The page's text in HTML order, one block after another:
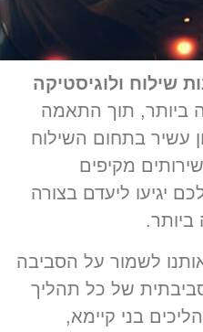
שילוח ולוגיסטיקה
תוך התאמה
עשיר בתחום השילוח
מקיפים
ליעדם בצורה
לשמור על הסביבה
של כל תהליך
בני קיימא,